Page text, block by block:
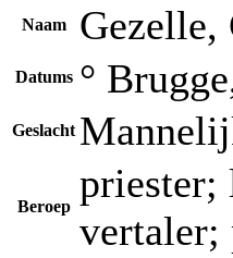
Naam
Datums °
Geslacht
Beroep
priester;